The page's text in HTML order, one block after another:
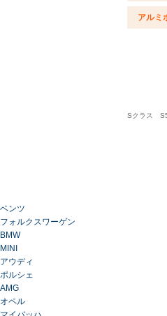
アルミ
Sクラス
ベンツ
フォルクスワーゲン
BMW
MINI
アウディ
ポルシェ
AMG
オペル